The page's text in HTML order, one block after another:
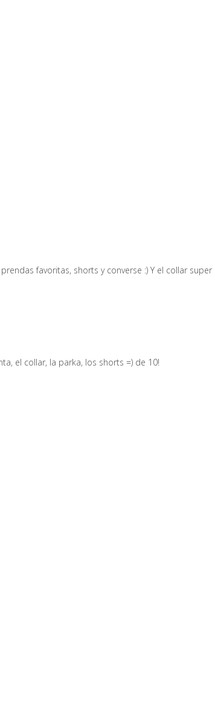
favoritas, shorts y converse :) Y el collar super
el collar, la parka, los shorts =) de 10!